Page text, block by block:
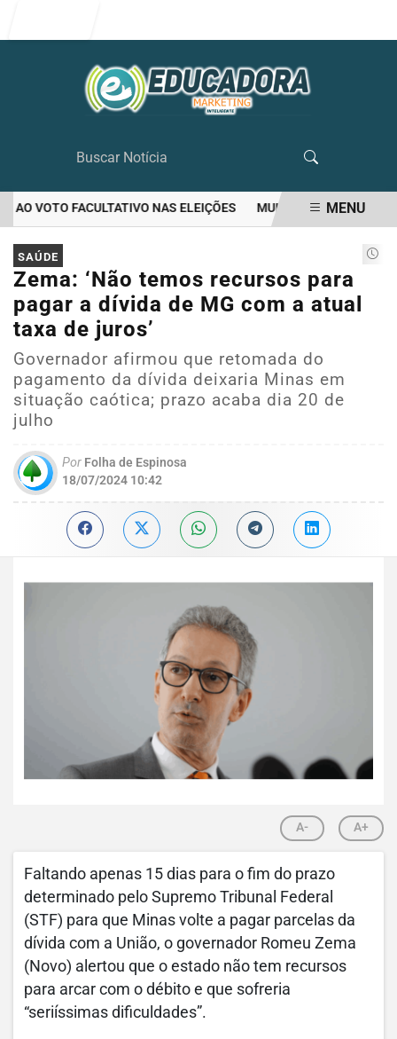
VOTO FACULTATIVO NAS ELEIÇÕES MULHER MATA O
EM ALTA
MENU
SAÚDE
Zema: ‘Não temos recursos para
pagar a dívida de MG com a atual
taxa de juros’
Governador afirmou que retomada do
pagamento da dívida deixaria Minas em
situação caótica; prazo acaba dia 20 de
julho
Por Folha de Espinosa
18/07/2024 10:42
A- A+
Faltando apenas 15 dias para o fim do prazo
determinado pelo Supremo Tribunal Federal
(STF) para que Minas volte a pagar parcelas da
dívida com a União, o governador Romeu Zema
(Novo) alertou que o estado não tem recursos
para arcar com o débito e que sofreria
“seriíssimas dificuldades”.